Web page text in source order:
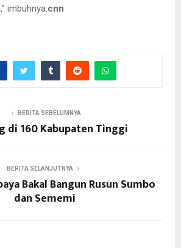
imbuhnya.cnn
Serikat Nancy Pelosi, tengah merobek tes
Presiden AS, Donald Trump
BERITA SEBELUMNYA
di 160 Kabupaten Tinggi
BERITA SELANJUTNYA
Bakal Bangun Rusun Sumbo
dan Sememi